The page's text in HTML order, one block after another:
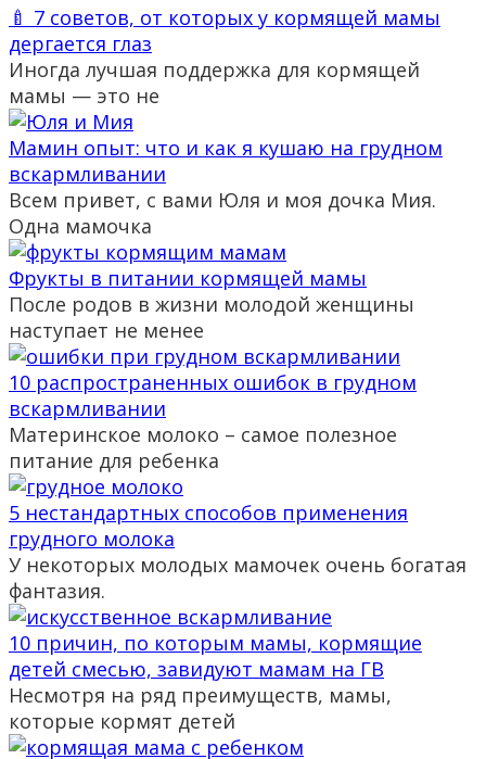
🍼 7 советов, от которых у кормящей мамы
дергается глаз
Иногда лучшая поддержка для кормящей
мамы — это не
Мамин опыт: что и как я кушаю на грудном
вскармливании
Всем привет, с вами Юля и моя дочка Мия.
Одна мамочка
Фрукты в питании кормящей мамы
После родов в жизни молодой женщины
наступает не менее
10 распространенных ошибок в грудном
вскармливании
Материнское молоко – самое полезное
питание для ребенка
5 нестандартных способов применения
грудного молока
У некоторых молодых мамочек очень богатая
фантазия.
10 причин, по которым мамы, кормящие
детей смесью, завидуют мамам на ГВ
Несмотря на ряд преимуществ, мамы,
которые кормят детей